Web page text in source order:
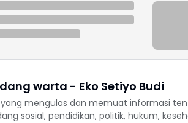
warta - Eko Setiyo Budi
mengulas dan memuat informasi
sosial, pendidikan, politik, hukum,